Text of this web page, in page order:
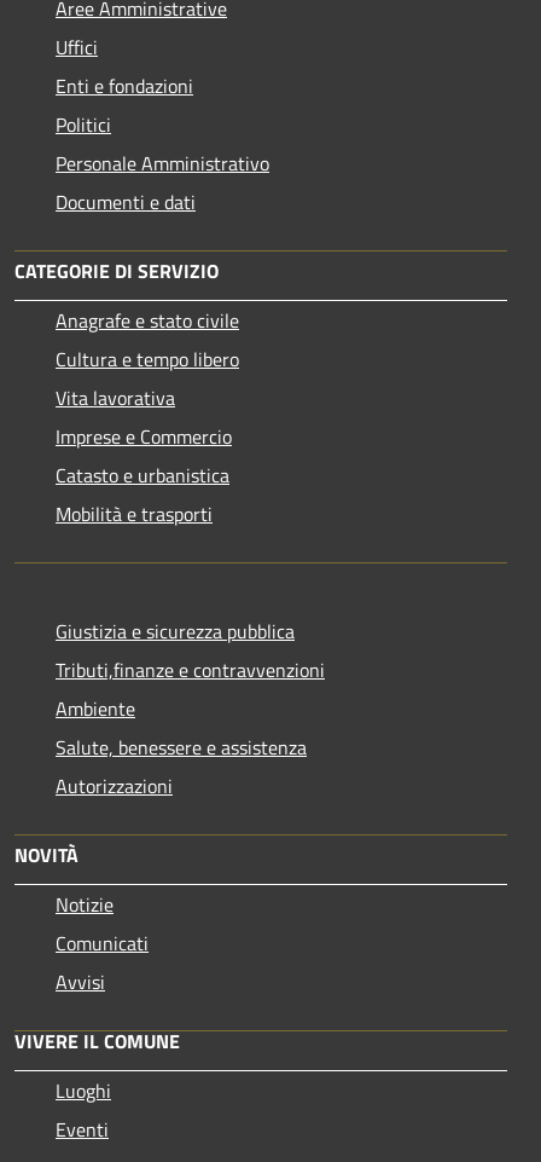
Aree Amministrative
Uffici
Enti e fondazioni
Politici
Personale Amministrativo
Documenti e dati
CATEGORIE DI SERVIZIO
Anagrafe e stato civile
Cultura e tempo libero
Vita lavorativa
Imprese e Commercio
Catasto e urbanistica
Mobilità e trasporti
Giustizia e sicurezza pubblica
Tributi,finanze e contravvenzioni
Ambiente
Salute, benessere e assistenza
Autorizzazioni
NOVITÀ
Notizie
Comunicati
Avvisi
VIVERE IL COMUNE
Luoghi
Eventi